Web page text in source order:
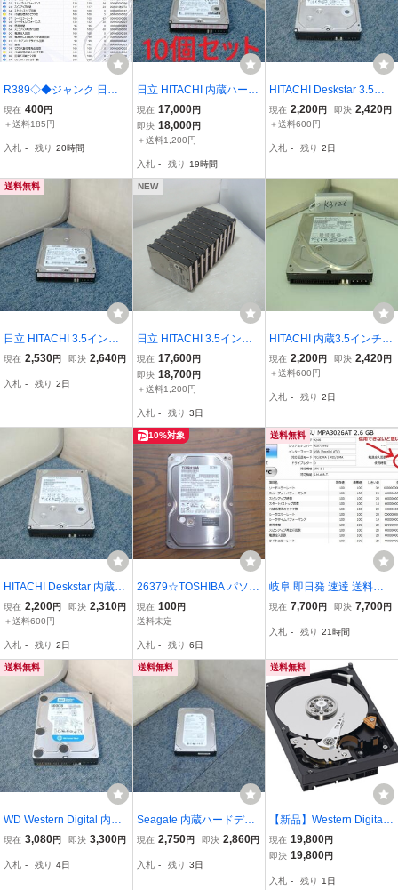
R389◇◆ジャンク 日立 7
50GB SATA HDS721075
KLA330 3.5 HDD
現在 400円
＋送料185円
入札 - 残り 20時間
日立 HITACHI 内蔵ハード
3.5インチ HDD/500GB/H
DS725050KLAT80/IDE 接
続 動作保証 3.5 UltraATA
o」にて正常品
現在 17,000円
即決 18,000円
＋送料1,200円
入札 - 残り 19時間
HITACHI Deskstar 3.5イ
ンチ内蔵HDD/500GB/HD
T725050VLAT80/IDE 接
現在 2,200円 即決 2,420円
＋送料600円
入札 - 残り 2日
送料無料
日立 HITACHI 3.5インチ
内蔵ハードHDD/500GB/H
続 「CrystalDiskInfo」に
現在 2,530円 即決 2,640円
入札 - 残り 2日
NEW
日立 HITACHI 3.5インチ
内蔵ハードHDD/500GB/H
DS725050KLAT80/IDE
「CrystalDiskInfo」にて
月保証 10個セット
現在 17,600円
即決 18,700円
＋送料1,200円
入札 - 残り 3日
HITACHI 内蔵3.5インチ H
DD/500GB/HDP725050G
LAT80/IDE 接続「Crystal
現在 2,200円 即決 2,420円
＋送料600円
入札 - 残り 2日
HITACHI Deskstar 内蔵H
DD/500GB/HDT725050V
LAT80/IDE 接続
現在 2,200円 即決 2,310円
＋送料600円
入札 - 残り 2日
10%対象
26379☆TOSHIBA パソコ
ン部材？
現在 100円
送料未定
入札 - 残り 6日
送料無料
岐阜 即日発 速達 送料無
★ ATA/IDE 接続 HDD 3.5
6AT 2.6G ★動作保証 H99
現在 7,700円 即決 7,700円
入札 - 残り 21時間
送料無料
WD Western Digital 内蔵
ハードディスクHDD/500
A0/IDE 接続 「CrystalDis
現在 3,080円 即決 3,300円
入札 - 残り 4日
送料無料
Seagate 内蔵ハードディ
スクHDD/500GB/ST3500
iskInfo」にて正常品と確
現在 2,750円 即決 2,860円
入札 - 残り 3日
送料無料
【新品】Western Digital
3.5インチ内蔵型ハードデ
ィスク（HDD） WD5000
A バルク
現在 19,800円
即決 19,800円
入札 - 残り 1日